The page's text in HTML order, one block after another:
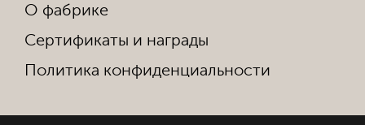
О фабрике
Сертификаты и награды
Политика конфиденциальности